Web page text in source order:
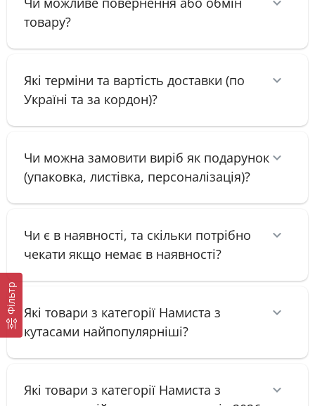
Фільтр
товару?
Які терміни та вартість доставки (по
Україні та за кордон)?
Чи можна замовити виріб як подарунок
(упаковка, листівка, персоналізація)?
Чи є в наявності, та скільки потрібно
чекати якщо немає в наявності?
Які товари з категорії Намиста з
кутасами найпопулярніші?
Які товари з категорії Намиста з